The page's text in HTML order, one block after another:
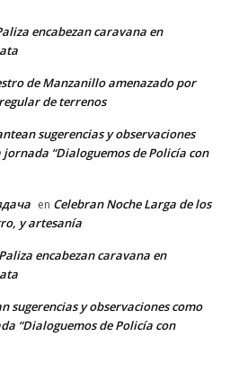
encabezan caravana en
de Manzanillo amenazado por
de terrenos
sugerencias y observaciones
“Dialoguemos de Policía con
en Celebran Noche Larga de los
y artesanía
encabezan caravana en
sugerencias y observaciones como
“Dialoguemos de Policía con